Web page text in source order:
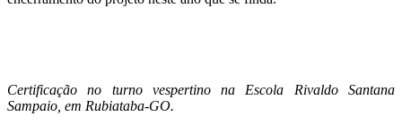
Certificação no turno vespertino na Escola Rivaldo Santana
Sampaio, em Rubiataba-GO.